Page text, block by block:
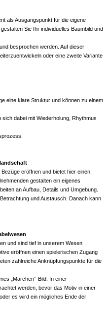
als Ausgangspunkt für die eigene
Sie Ihr individuelles Baumbild und
besprochen werden. Auf dieser
oder eine zweite Variante
eine klare Struktur und können zu einem
dabei mit Wiederholung, Rhythmus
eröffnen und bietet hier einen
gestalten ein eigenes
an Aufbau, Details und Umgebung.
und Austausch. Danach kann
und sind tief in unserem Wesen
eröffnen einen spielerischen Zugang
zahlreiche Anknüpfungspunkte für die
„Märchen“-Bild. In einer
werden, bevor das Motiv in einer
es wird ein mögliches Ende der